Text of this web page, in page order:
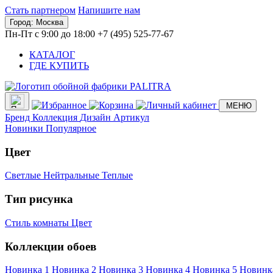
Стать партнером Напишите нам
Город: Москва
Пн-Пт с 9:00 до 18:00 +7 (495) 525-77-67
КАТАЛОГ
ГДЕ КУПИТЬ
МЕНЮ
Бренд Коллекция Дизайн Артикул
Новинки Популярное
Цвет
Светлые Нейтральные Теплые
Тип рисунка
Стиль комнаты Цвет
Коллекции обоев
Новинка 1 Новинка 2 Новинка 3 Новинка 4 Новинка 5